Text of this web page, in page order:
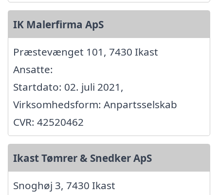
IK Malerfirma ApS
Præstevænget 101, 7430 Ikast
Ansatte:
Startdato: 02. juli 2021,
Virksomhedsform: Anpartsselskab
CVR: 42520462
Ikast Tømrer & Snedker ApS
Snoghøj 3, 7430 Ikast